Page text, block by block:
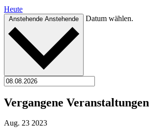
Heute
Anstehende Anstehende Datum wählen.
Vergangene Veranstaltungen
Aug. 23 2023